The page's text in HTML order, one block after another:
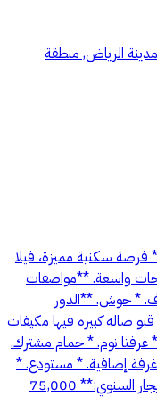
مدينة الرياض, منطقة
فرصة سكنية مميزة، فيلا
واسعة. **مواصفات
* حوش. **الدور
صاله كبيره فيها مكيفات
غرفتا نوم. * حمام مشترك.
إضافية. * مستودع. *
صالة كبيرة. * مطبخ. * مكيفات راكبة. 💰 **الإيجار السنوي:** 75,000